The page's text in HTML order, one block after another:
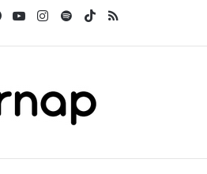
FacebookYouTubeInstagram
SpotifyTikTok